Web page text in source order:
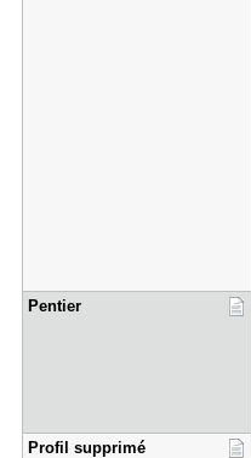
Pentier
Profil sup​primé